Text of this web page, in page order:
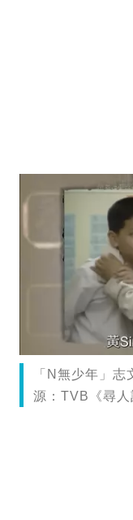
「N無少年」
源：TVB《尋人